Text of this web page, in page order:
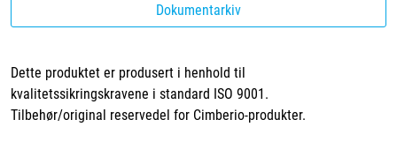
Dokumentarkiv
Dette produktet er produsert i henhold til
kvalitetssikringskravene i standard ISO 9001.
Tilbehør/original reservedel for Cimberio-produkter.